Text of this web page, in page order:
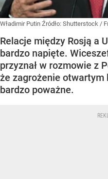
Władimir Putin Źródło: Shutterstock /
Relacje między Rosją a
bardzo napięte.
przyznał w rozmowie z
że zagrożenie
bardzo poważne.